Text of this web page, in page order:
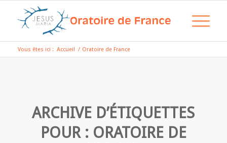
Vous êtes ici : Accueil / Oratoire de France
ARCHIVE D’ÉTIQUETTES
POUR : ORATOIRE DE